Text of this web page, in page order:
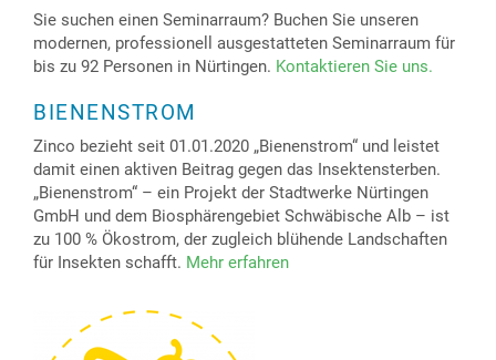
Sie suchen einen Seminarraum? Buchen Sie unseren
modernen, professionell ausgestatteten Seminarraum für
bis zu 92 Personen in Nürtingen. Kontaktieren Sie uns.
BIENENSTROM
Zinco bezieht seit 01.01.2020 „Bienenstrom“ und leistet
damit einen aktiven Beitrag gegen das Insektensterben.
„Bienenstrom“ – ein Projekt der Stadtwerke Nürtingen
GmbH und dem Biosphärengebiet Schwäbische Alb – ist
zu 100 % Ökostrom, der zugleich blühende Landschaften
für Insekten schafft. Mehr erfahren